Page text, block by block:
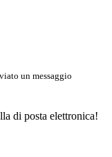
un messaggio
di posta elettronica!